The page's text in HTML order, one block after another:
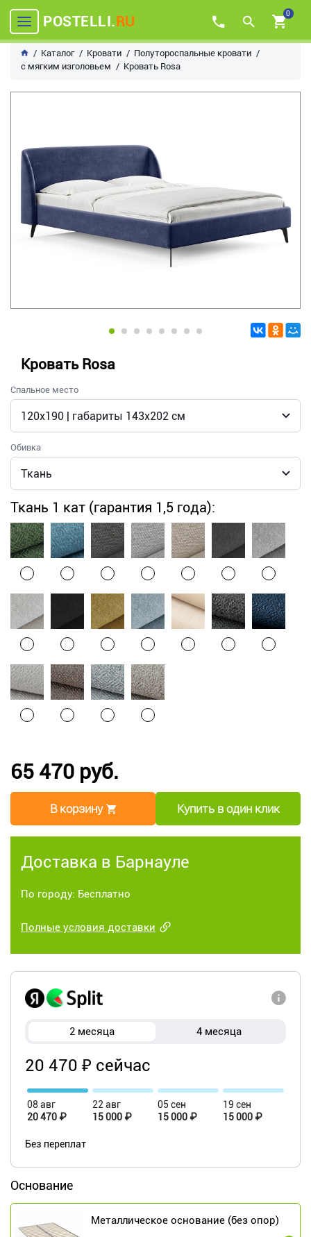
POSTELLI.RU 0
Каталог Кровати
Полутороспальные кровати
с мягким изголовьем
Кровать Rosa
Кровать Rosa
Спальное место
Обивка
Ткань 1 кат (гарантия 1,5 года):
65 470 руб.
В корзину Купить в один клик
Доставка в Барнауле
По городу: Бесплатно
Полные условия доставки
2 месяца 4 месяца
20 470 ₽ сейчас
08 авг
20 470 ₽
22 авг
15 000 ₽
05 сен
15 000 ₽
19 сен
15 000 ₽
Без переплат
Основание
Металлическое основание (без опор)